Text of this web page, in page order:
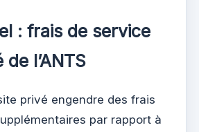
: frais de service
l’ANTS
privé engendre des frais
par rapport à